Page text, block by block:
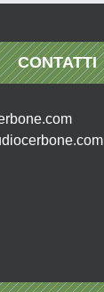
CONTATTI